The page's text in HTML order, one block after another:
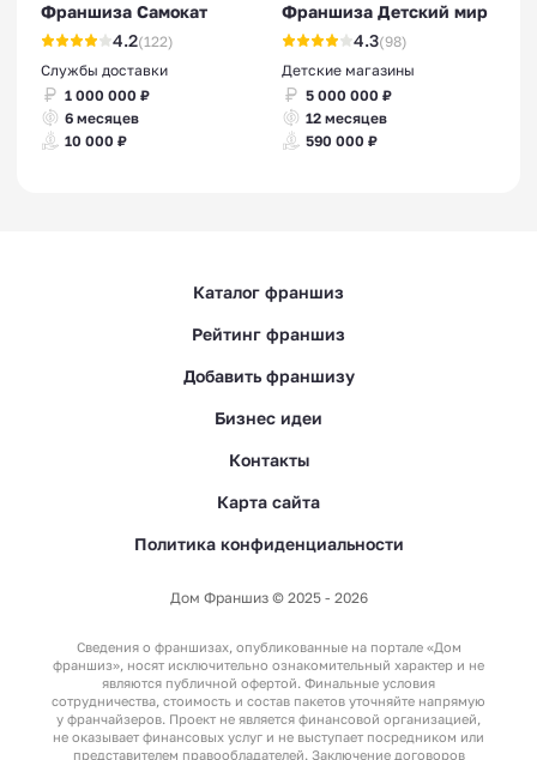
Франшиза Самокат
4.2(122)
Службы доставки
1 000 000 ₽
6 месяцев
10 000 ₽
Франшиза Детский мир
4.3(98)
Детские магазины
5 000 000 ₽
12 месяцев
590 000 ₽
Каталог франшиз
Рейтинг франшиз
Добавить франшизу
Бизнес идеи
Контакты
Карта сайта
Политика конфиденциальности
Дом Франшиз © 2025 - 2026